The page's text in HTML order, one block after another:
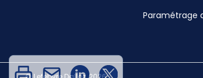
Paramétrage